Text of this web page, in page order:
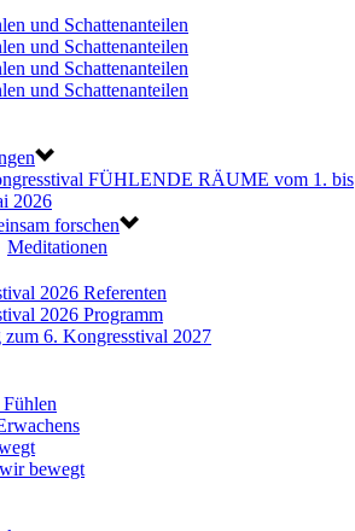
FÜHLENDE RÄUME vom 1. bis
2026
forschen
Meditationen
2026 Referenten
2026 Programm
6. Kongresstival 2027
bewegt